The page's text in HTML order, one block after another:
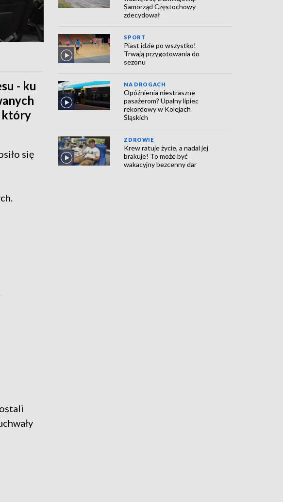
- ku
który
się
Samorząd Częstochowy
zdecydował
SPORT
Piast idzie po wszystko!
Trwają przygotowania do
sezonu
NA DROGACH
Opóźnienia niestraszne
pasażerom? Upalny lipiec
rekordowy w Kolejach
Śląskich
ZDROWIE
Krew ratuje życie, a nadal jej
brakuje! To może być
wakacyjny bezcenny dar